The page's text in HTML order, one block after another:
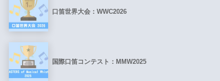
口笛世界大会：WWC2026
国際口笛コンテスト：MMW2025